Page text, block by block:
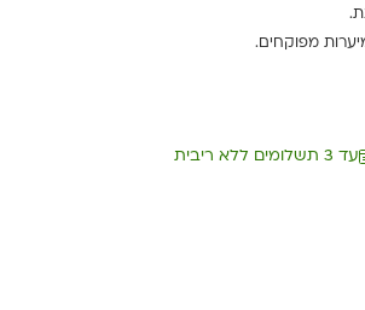
מפוקחים.
עד 3 תשלומים ללא ריבית